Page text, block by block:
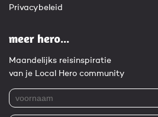
Privacybeleid
meer hero...
Maandelijks reisinspiratie
van je Local Hero community